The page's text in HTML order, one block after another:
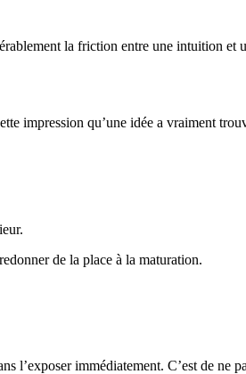
la friction entre une intuition et
impression qu’une idée a vraiment
de la place à la maturation.
l’exposer immédiatement. C’est de ne